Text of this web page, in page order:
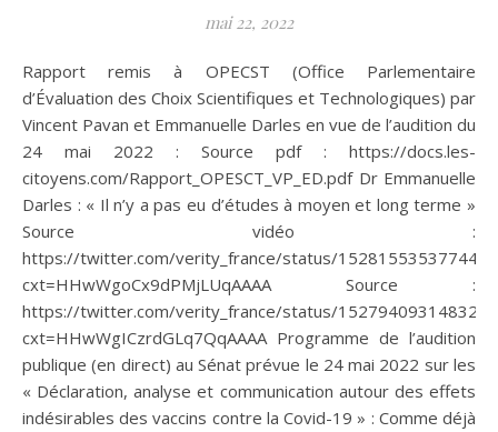
mai 22, 2022
Rapport remis à OPECST (Office Parlementaire
d’Évaluation des Choix Scientifiques et Technologiques) par
Vincent Pavan et Emmanuelle Darles en vue de l’audition du
24 mai 2022 : Source pdf : https://docs.les-
citoyens.com/Rapport_OPESCT_VP_ED.pdf Dr Emmanuelle
Darles : « Il n’y a pas eu d’études à moyen et long terme »
Source vidéo :
https://twitter.com/verity_france/status/
cxt=HHwWgoCx9dPMjLUqAAAA Source :
https://twitter.com/verity_france/status/
cxt=HHwWgICzrdGLq7QqAAAA Programme de l’audition
publique (en direct) au Sénat prévue le 24 mai 2022 sur les
« Déclaration, analyse et communication autour des effets
indésirables des vaccins contre la Covid-19 » : Comme déjà